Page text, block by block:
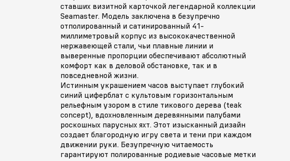
ставших визитной карточкой легендарной коллекции
Seamaster. Модель заключена в безупречно
отполированный и сатинированный 41-
миллиметровый корпус из высококачественной
нержавеющей стали, чьи плавные линии и
выверенные пропорции обеспечивают абсолютный
комфорт как в деловой обстановке, так и в
повседневной жизни.
Истинным украшением часов выступает глубокий
синий циферблат с культовым горизонтальным
рельефным узором в стиле тикового дерева (teak
concept), вдохновленным деревянными палубами
роскошных парусных яхт. Этот изысканный дизайн
создает благородную игру света и тени при каждом
движении руки. Безупречную читаемость
гарантируют полированные родиевые часовые метки